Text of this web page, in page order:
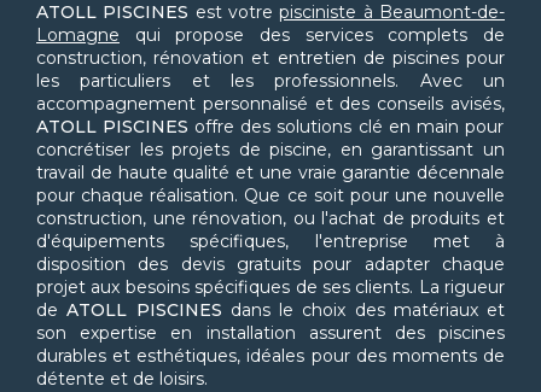
ATOLL PISCINES est votrepisciniste à Beaumont-de-
Lomagne qui propose des services complets de
construction, rénovation et entretien de piscines pour
les particuliers et les professionnels. Avec un
accompagnement personnalisé et des conseils avisés,
ATOLL PISCINES offre des solutions clé en main pour
concrétiser les projets de piscine, en garantissant un
travail de haute qualité et une vraie garantie décennale
pour chaque réalisation. Que ce soit pour une nouvelle
construction, une rénovation, ou l'achat de produits et
d'équipements spécifiques, l'entreprise met à
disposition des devis gratuits pour adapter chaque
projet aux besoins spécifiques de ses clients. La rigueur
deATOLL PISCINES dans le choix des matériaux et
son expertise en installation assurent des piscines
durables et esthétiques, idéales pour des moments de
détente et de loisirs.